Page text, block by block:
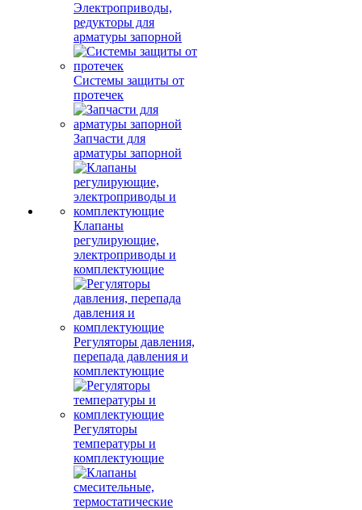
Электроприводы,
редукторы для
арматуры запорной
Системы защиты от
протечек
Запчасти для
арматуры запорной
Клапаны
регулирующие,
электроприводы и
комплектующие
Регуляторы давления,
перепада давления и
комплектующие
Регуляторы
температуры и
комплектующие